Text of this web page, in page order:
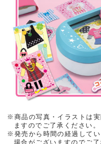
※商品の写真・イラストは
ますのでご了承ください。
※発売から時間の経過して
場合がございますのでご了